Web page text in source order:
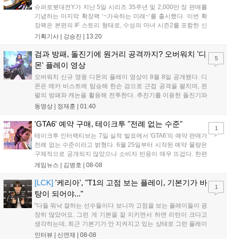
슈퍼로봇대전Y가 지난 5일 시리즈 35주년 및 2,000만 장 판매를
기념하는 마지막 확장팩 ‘~가속하는 미래~’를 출시했다. 이번 확
장팩은 본편의 IF 스토리 형태로, 수성의 마녀 시즌2를 포함한 신
규 참전작과 크로스오버 합체기를 선보이며 작품을 완결 짓는다.
하는 몰입감 있는 서사와 조합을 구현하며 시리즈의 미래를 향한
새로운 가능성을 제시했다....
기획기사 | 강승진 | 13:20
검과 방패, 돌진기에 원거리 공격까지? 오버워치 '디
몬' 플레이 영상
오버워치 신규 영웅 디몬의 플레이 영상이 8월 8일 공개됐다. 디
몬은 메카 비스트에 탑승해 한손 검으로 근접 공격을 펼치며, 왼
팔의 방패와 캐논을 활용해 전투한다. 추진기를 이용한 돌진기와
참격 형태의 궁극기를 보유했고, 메카 파괴 시 맨몸으로 기관총을
산의 영웅들 업데이트를 통해 정식 출시될 예정이다....
동영상 | 정재훈 | 01:40
5
'GTA6' 예약 구매, 테이크투 "전례 없는 수준"
테이크투 인터랙티브는 7일 실적 발표에서 'GTA6'의 예약 판매가
전례 없는 수준이라고 밝혔다. 6월 25일부터 시작된 예약 물량은
구체적으로 공개되지 않았으나 소비자 반응이 매우 뜨겁다. 한편
11월 19일 PS5와 Xbox 시리즈 X|S로 정식 출시될 예정이며, 록
상 'Grand Theft Auto VI: An Extended Look'을 최초 공개할 계획
이다....
게임뉴스 | 김병호 | 08-08
1
[LCK] '케리아', "T1의 고점 보는 플레이, 기본기가 바
탕이 되어야..."
"다들 워낙 잘하는 선수들이다 보니까 고점을 보는 플레이들이 굉
장히 많았어요. 그런 게 기본을 잘 지키면서 하면 리턴이 크다고
생각하는데, 최근 기본기가 안 지켜지고 있는 상태로 그런 플레이
를 추구하다 보니까 팀적으로 안 좋은 사고가 계속 많이 났던 것
인터뷰 | 신연재 | 08-08
1